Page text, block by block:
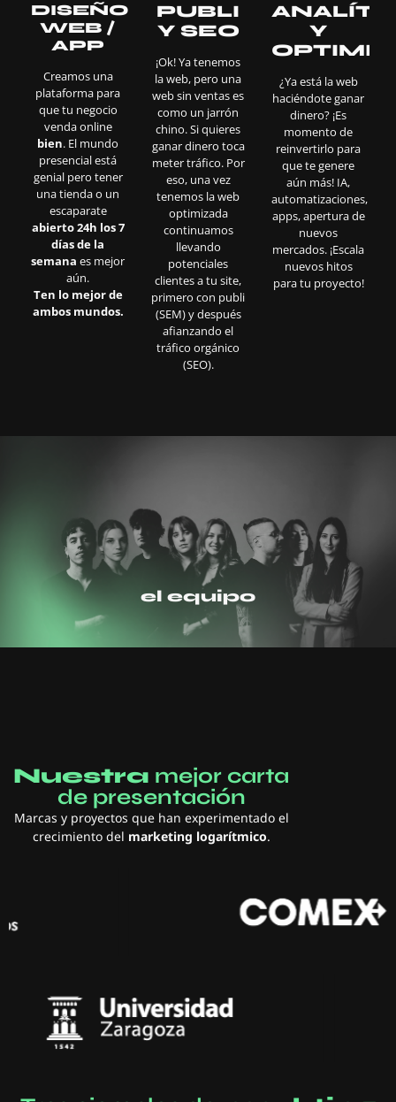
DISEÑO
WEB /
APP
Creamos una
plataforma para
que tu negocio
venda online
bien. El mundo
presencial está
genial pero tener
una tienda o un
escaparate
abierto 24h los 7
días de la
semana es mejor
aún.
Ten lo mejor de
ambos mundos.
PUBLI
Y SEO
¡Ok! Ya tenemos
la web, pero una
web sin ventas es
como un jarrón
chino. Si quieres
ganar dinero toca
meter tráfico. Por
eso, una vez
tenemos la web
optimizada
continuamos
llevando
potenciales
clientes a tu site,
primero con publi
(SEM) y después
afianzando el
tráfico orgánico
(SEO).
Y
¿Ya está la web
haciéndote ganar
dinero? ¡Es
momento de
reinvertirlo para
que te genere
aún más! IA,
automatizaciones,
apps, apertura de
nuevos
mercados. ¡Escala
nuevos hitos
para tu proyecto!
el equipo
Nuestra mejor carta
de presentación
Marcas y proyectos que han experimentado el
crecimiento del marketing logarítmico.